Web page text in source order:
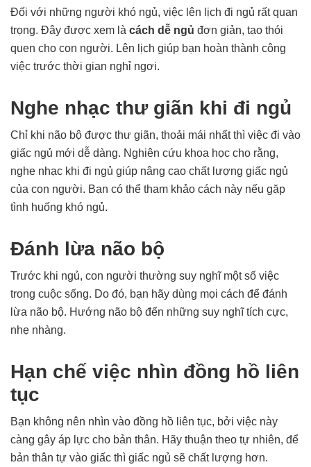
Đối với những người khó ngủ, việc lên lịch đi ngủ rất quan
trọng. Đây được xem là cách dễ ngủ đơn giản, tạo thói
quen cho con người. Lên lịch giúp bạn hoàn thành công
việc trước thời gian nghỉ ngơi.
Nghe nhạc thư giãn khi đi ngủ
Chỉ khi não bộ được thư giãn, thoải mái nhất thì việc đi vào
giấc ngủ mới dễ dàng. Nghiên cứu khoa học cho rằng,
nghe nhạc khi đi ngủ giúp nâng cao chất lượng giấc ngủ
của con người. Bạn có thể tham khảo cách này nếu gặp
tình huống khó ngủ.
Đánh lừa não bộ
Trước khi ngủ, con người thường suy nghĩ một số việc
trong cuộc sống. Do đó, bạn hãy dùng mọi cách để đánh
lừa não bộ. Hướng não bộ đến những suy nghĩ tích cực,
nhẹ nhàng.
Hạn chế việc nhìn đồng hồ liên
tục
Bạn không nên nhìn vào đồng hồ liên tục, bởi việc này
càng gây áp lực cho bản thân. Hãy thuận theo tự nhiên, để
bản thân tự vào giấc thì giấc ngủ sẽ chất lượng hơn.